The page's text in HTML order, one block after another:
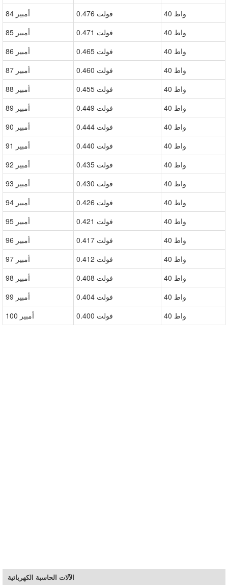
84 أمبير 0.476 فولت
40 واط
85 أمبير
0.471 فولت
40 واط
86 أمبير
0.465 فولت
40 واط
87 أمبير
0.460 فولت
40 واط
88 أمبير
0.455 فولت
40 واط
89 أمبير
0.449 فولت
40 واط
90 أمبير
0.444 فولت
40 واط
91 أمبير
0.440 فولت
40 واط
92 أمبير
0.435 فولت
40 واط
93 أمبير
0.430 فولت
40 واط
94 أمبير
0.426 فولت
40 واط
95 أمبير
0.421 فولت
40 واط
96 أمبير
0.417 فولت
40 واط
97 أمبير
0.412 فولت
40 واط
98 أمبير
0.408 فولت
40 واط
99 أمبير
0.404 فولت
40 واط
100 أمبير
0.400 فولت 40 واط
الآلات الحاسبة الكهربائية